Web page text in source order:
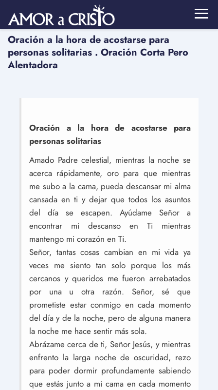
Oración a la hora de acostarse para
personas solitarias . Oración Corta Pero
Alentadora
Oración a la hora de acostarse para
personas solitarias
Amado Padre celestial, mientras la noche se
acerca rápidamente, oro para que mientras
me subo a la cama, pueda descansar mi alma
cansada en ti y dejar que todos los asuntos
del día se escapen. Ayúdame Señor a
encontrar mi descanso en Ti mientras
mantengo mi corazón en Ti.
Señor, tantas cosas cambian en mi vida ya
veces me siento tan solo porque los más
cercanos y queridos me fueron arrebatados
por una u otra razón. Señor, sé que
prometiste estar conmigo en cada momento
del día y de la noche, pero de alguna manera
la noche me hace sentir más sola.
Abrázame cerca de ti, Señor Jesús, y mientras
enfrento la larga noche de oscuridad, rezo
para poder dormir profundamente sabiendo
que estás junto a mi cama en cada momento